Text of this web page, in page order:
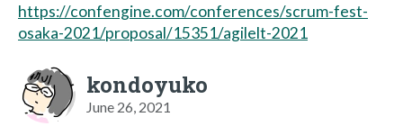
https://confengine.com/conferences/scrum-fest-
osaka-2021/proposal/15351/agilelt-2021
kondoyuko
June 26, 2021